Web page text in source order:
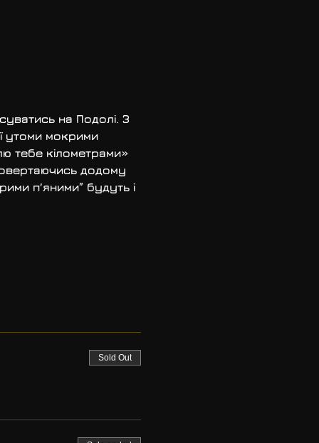
на Подолі. З
утоми мокрими
тебе кілометрами»
додому
п’яними” будуть і
Sold Out